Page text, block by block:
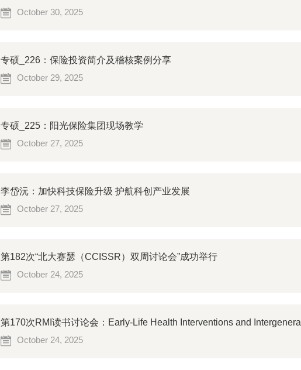
October 30, 2025
专硕_226：保险投资简介及稽核案例分享
October 29, 2025
专硕_225：阳光保险集团现场教学
October 27, 2025
李岱沅：加快科技保险升级 护航科创产业发展
October 27, 2025
第182次“北大赛瑟（CCISSR）双周讨论会”成功举行
October 24, 2025
第170次RMI读书讨论会：Early-Life Health Interventions and
October 24, 2025